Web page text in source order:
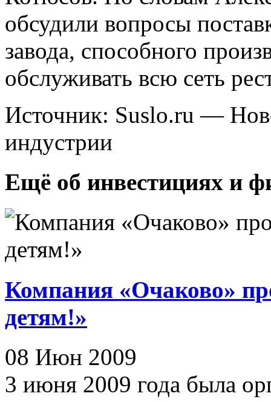
обсудили вопросы
завода, способного
обслуживать всю сеть
Источник: Suslo.ru —
индустрии
Ещё об инвестициях и
Компания «Очаково»
детям!»
08 Июн 2009
3 июня 2009 года была